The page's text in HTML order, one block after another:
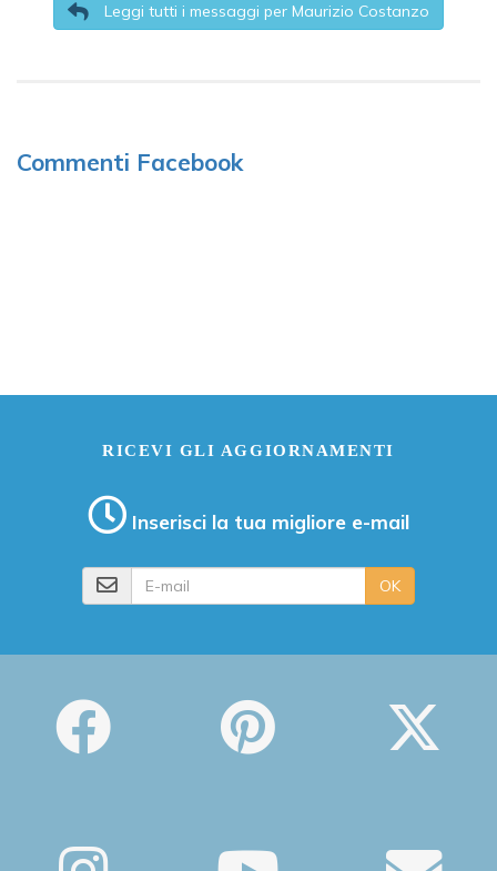
Leggi tutti i messaggi per Maurizio Costanzo
Commenti Facebook
RICEVI GLI AGGIORNAMENTI
Inserisci la tua migliore e-mail
OK